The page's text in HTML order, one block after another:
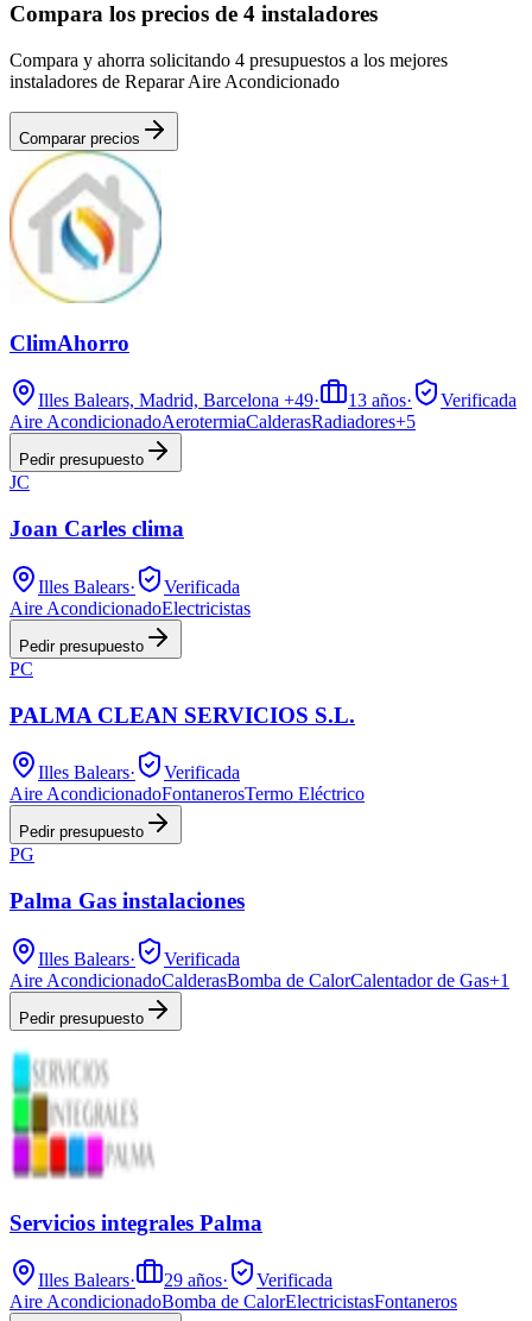
Compara los precios de 4 instaladores
Compara y ahorra solicitando 4 presupuestos a los mejores
instaladores de Reparar Aire Acondicionado
Comparar precios
ClimAhorro
Illes Balears, Madrid, Barcelona +49· 13 años·
Verificada
Aire AcondicionadoAerotermiaCalderasRadiadores+5
Pedir presupuesto
JC
Joan Carles clima
Illes Balears·
Verificada
Aire AcondicionadoElectricistas
Pedir presupuesto
PC
PALMA CLEAN SERVICIOS S.L.
Illes Balears·
Verificada
Aire AcondicionadoFontanerosTermo Eléctrico
Pedir presupuesto
PG
Palma Gas instalaciones
Illes Balears·
Verificada
Aire AcondicionadoCalderasBomba de CalorCalentador de Gas+1
Pedir presupuesto
Servicios integrales Palma
Illes Balears· 29 años·
Verificada
Aire AcondicionadoBomba de CalorElectricistasFontaneros